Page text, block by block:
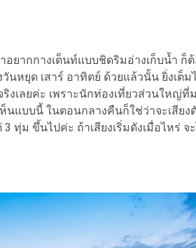
ากกางเต็นท์แบบชิดริมอ่างเก็บน้ำ ก็ต้
หยุด เสาร์ อาทิตย์ ด้วยแล้วนั้น ยิ่งเต็ม
งเลยค่ะ เพราะนักท่องเที่ยวส่วนใหญ่
แบบนี้ ในตอนกลางคืนก็ใช่ว่าจะเสียง
ทุ่ม ขึ้นไปค่ะ ถ้าเสียงเริ่มดังเมื่อไหร่ จ